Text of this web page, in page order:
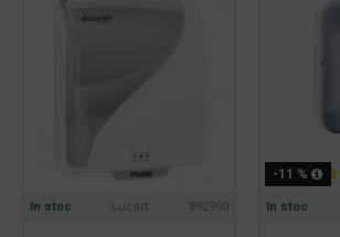
In stoc Lucart 892990
-11 %
In stoc